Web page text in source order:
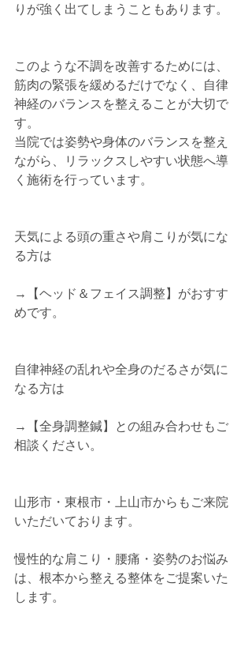
りが強く出てしまうこともあります。
このような不調を改善するためには、
筋肉の緊張を緩めるだけでなく、自律
神経のバランスを整えることが大切で
す。
当院では姿勢や身体のバランスを整え
ながら、リラックスしやすい状態へ導
く施術を行っています。
天気による頭の重さや肩こりが気にな
る方は
→【ヘッド＆フェイス調整】がおすす
めです。
自律神経の乱れや全身のだるさが気に
なる方は
→【全身調整鍼】との組み合わせもご
相談ください。
山形市・東根市・上山市からもご来院
いただいております。
慢性的な肩こり・腰痛・姿勢のお悩み
は、根本から整える整体をご提案いた
します。